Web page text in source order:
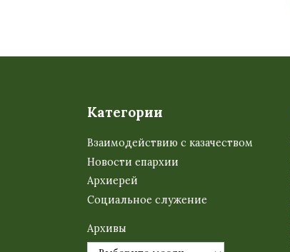
Категории
Взаимодействию с казачеством
Новости епархии
Архиерей
Социальное служение
Архивы